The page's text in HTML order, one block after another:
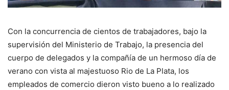
Con la concurrencia de cientos de trabajadores, bajo la
supervisión del Ministerio de Trabajo, la presencia del
cuerpo de delegados y la compañía de un hermoso día de
verano con vista al majestuoso Rio de La Plata, los
empleados de comercio dieron visto bueno a lo realizado